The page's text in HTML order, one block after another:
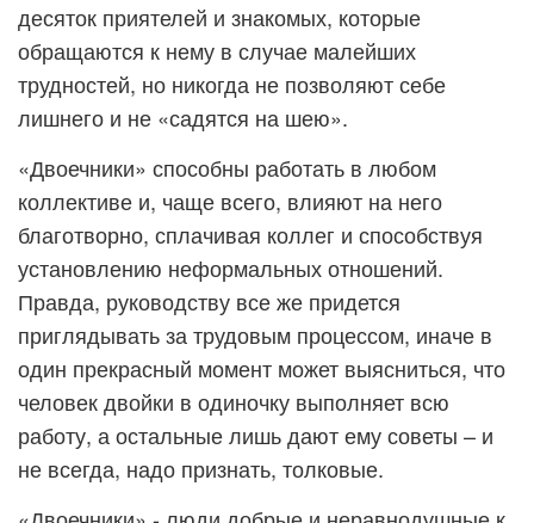
десяток приятелей и знакомых, которые
обращаются к нему в случае малейших
трудностей, но никогда не позволяют себе
лишнего и не «садятся на шею».
«Двоечники» способны работать в любом
коллективе и, чаще всего, влияют на него
благотворно, сплачивая коллег и способствуя
установлению неформальных отношений.
Правда, руководству все же придется
приглядывать за трудовым процессом, иначе в
один прекрасный момент может выясниться, что
человек двойки в одиночку выполняет всю
работу, а остальные лишь дают ему советы – и
не всегда, надо признать, толковые.